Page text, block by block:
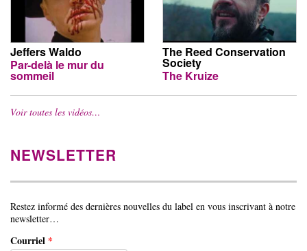
Jeffers Waldo
Par-delà le mur du
sommeil
The Reed Conservation
Society
The Kruize
Voir toutes les vidéos…
NEWSLETTER
Restez informé des dernières nouvelles du label en vous inscrivant à notre
newsletter…
Courriel *